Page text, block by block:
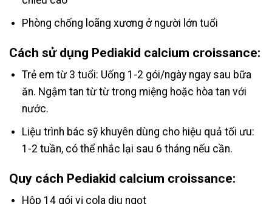
Phòng chống loãng xương ở người lớn tuổi
Cách sử dụng Pediakid calcium croissance:
Trẻ em từ 3 tuổi: Uống 1-2 gói/ngày ngay sau bữa
ăn. Ngậm tan từ từ trong miệng hoặc hòa tan với
nước.
Liệu trình bác sỹ khuyên dùng cho hiệu quả tối ưu:
1-2 tuần, có thể nhắc lại sau 6 tháng nếu cần.
Quy cách Pediakid calcium croissance:
Hộp 14 gói vị cola dịu ngọt